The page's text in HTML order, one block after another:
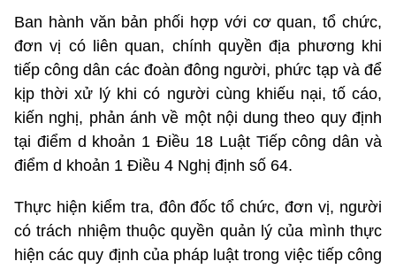
Ban hành văn bản phối hợp với cơ quan, tổ chức,
đơn vị có liên quan, chính quyền địa phương khi
tiếp công dân các đoàn đông người, phức tạp và để
kịp thời xử lý khi có người cùng khiếu nại, tố cáo,
kiến nghị, phản ánh về một nội dung theo quy định
tại điểm d khoản 1 Điều 18 Luật Tiếp công dân và
điểm d khoản 1 Điều 4 Nghị định số 64.
Thực hiện kiểm tra, đôn đốc tổ chức, đơn vị, người
có trách nhiệm thuộc quyền quản lý của mình thực
hiện các quy định của pháp luật trong việc tiếp công